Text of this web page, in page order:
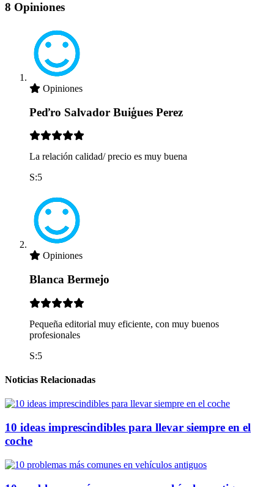
8 Opiniones
Opiniones
Peďro Salvador Buiģues Perez
La relación calidad/ precio es muy buena
S:5
Opiniones
Blanca Bermejo
Pequeña editorial muy eficiente, con muy buenos
profesionales
S:5
Noticias Relacionadas
10 ideas imprescindibles para llevar siempre en el
coche